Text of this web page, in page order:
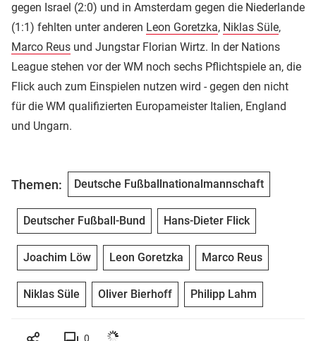
gegen Israel (2:0) und in Amsterdam gegen die Niederlande
(1:1) fehlten unter anderen Leon Goretzka, Niklas Süle,
Marco Reus und Jungstar Florian Wirtz. In der Nations
League stehen vor der WM noch sechs Pflichtspiele an, die
Flick auch zum Einspielen nutzen wird - gegen den nicht
für die WM qualifizierten Europameister Italien, England
und Ungarn.
Themen: Deutsche Fußballnationalmannschaft
Deutscher Fußball-Bund Hans-Dieter Flick
Joachim Löw Leon Goretzka Marco Reus
Niklas Süle Oliver Bierhoff Philipp Lahm
0